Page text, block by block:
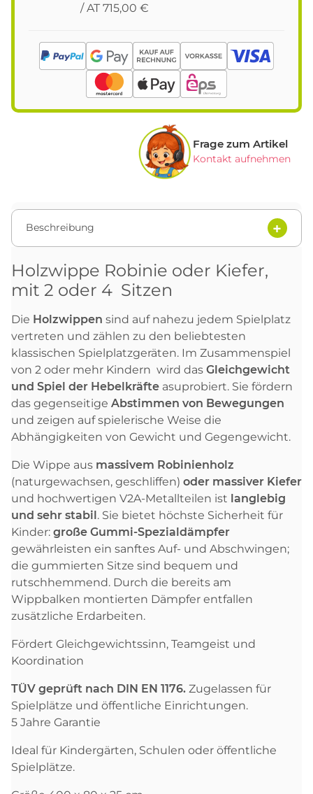
/ AT 715,00 €
Frage zum Artikel
Kontakt aufnehmen
Beschreibung
Holzwippe Robinie oder Kiefer,
mit 2 oder 4 Sitzen
Die Holzwippen sind auf nahezu jedem Spielplatz
vertreten und zählen zu den beliebtesten
klassischen Spielplatzgeräten. Im Zusammenspiel
von 2 oder mehr Kindern wird das Gleichgewicht
und Spiel der Hebelkräfte asuprobiert. Sie fördern
das gegenseitige Abstimmen von Bewegungen
und zeigen auf spielerische Weise die
Abhängigkeiten von Gewicht und Gegengewicht.
Die Wippe aus massivem Robinienholz
(naturgewachsen, geschliffen) oder massiver Kiefer
und hochwertigen V2A-Metallteilen ist langlebig
und sehr stabil. Sie bietet höchste Sicherheit für
Kinder: große Gummi-Spezialdämpfer
gewährleisten ein sanftes Auf- und Abschwingen;
die gummierten Sitze sind bequem und
rutschhemmend. Durch die bereits am
Wippbalken montierten Dämpfer entfallen
zusätzliche Erdarbeiten.
Fördert Gleichgewichtssinn, Teamgeist und
Koordination
TÜV geprüft nach DIN EN 1176. Zugelassen für
Spielplätze und öffentliche Einrichtungen.
5 Jahre Garantie
Ideal für Kindergärten, Schulen oder öffentliche
Spielplätze.